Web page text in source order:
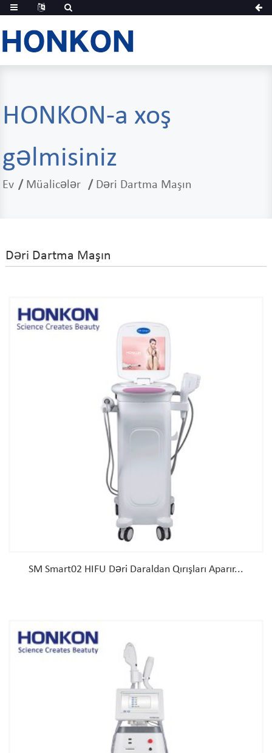
HONKON-a xoş
gəlmisiniz
Ev Müalicələr Dəri Dartma Maşın
Dəri Dartma Maşın
SM Smart02 HIFU Dəri Daraldan Qırışları Aparır...